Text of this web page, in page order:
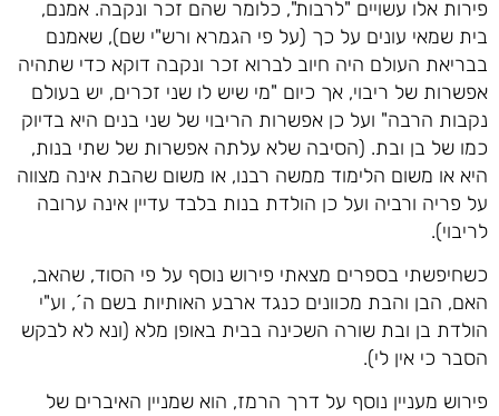
פירות אלו עשויים "לרבות", כלומר שהם זכר ונקבה. אמנם,
בית שמאי עונים על כך (על פי הגמרא ורש"י שם), שאמנם
בבריאת העולם היה חיוב לברוא זכר ונקבה דוקא כדי שתהיה
אפשרות של ריבוי, אך כיום "מי שיש לו שני זכרים, יש בעולם
נקבות הרבה" ועל כן אפשרות הריבוי של שני בנים היא בדיוק
כמו של בן ובת. (הסיבה שלא עלתה אפשרות של שתי בנות,
היא או משום הלימוד ממשה רבנו, או משום שהבת אינה מצווה
על פריה ורביה ועל כן הולדת בנות בלבד עדיין אינה ערובה
לריבוי).
כשחיפשתי בספרים מצאתי פירוש נוסף על פי הסוד, שהאב,
האם, הבן והבת מכוונים כנגד ארבע האותיות בשם ה´, וע"י
הולדת בן ובת שורה השכינה בבית באופן מלא (ונא לא לבקש
הסבר כי אין לי).
פירוש מעניין נוסף על דרך הרמז, הוא שמניין האיברים של